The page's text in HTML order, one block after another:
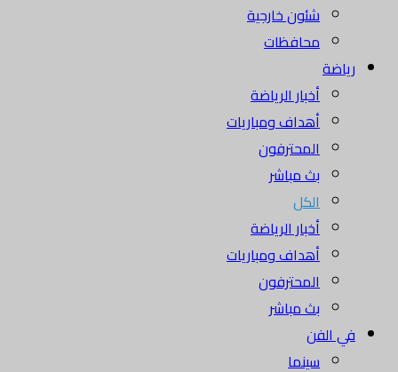
شئون خارجية
محافظات
رياضة
أخبار الرياضة
أهداف ومباريات
المحترفون
بث مباشر
الكل
أخبار الرياضة
أهداف ومباريات
المحترفون
بث مباشر
في الفن
سينما